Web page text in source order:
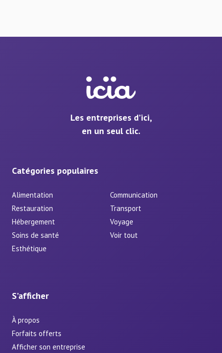
Les entreprises d’ici,
en un seul clic.
Catégories populaires
Alimentation
Communication
Restauration
Transport
Hébergement
Voyage
Soins de santé
Voir tout
Esthétique
S’afficher
À propos
Forfaits offerts
Afficher son entreprise